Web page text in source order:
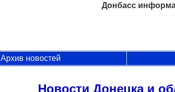
Донбасс
Архив новостей
Новости Донецка и